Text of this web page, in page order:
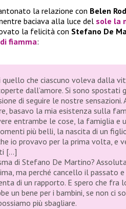
la relazione con Belen
baciava alla luce del sole la
la felicità con Stefano De
fiamma:
quello che ciascuno voleva dalla
dall’amore. Si sono spostati
di seguire le nostre sensazioni.
basavo la mia esistenza sulla
entrambe le cose, la famiglia e
più belli, la nascita di un
io provavo per la prima volta, e
[…]
di Stefano De Martino?
ma perché cancello il passato
di un rapporto. E spero che fra
un bene per i bambini, se non ci
più sbagliare.